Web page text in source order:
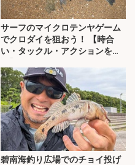
サーフのマイクロテンヤゲーム
でクロダイを狙おう！ 【時合
い・タックル・アクションを解
碧南海釣り広場でのチョイ投げ